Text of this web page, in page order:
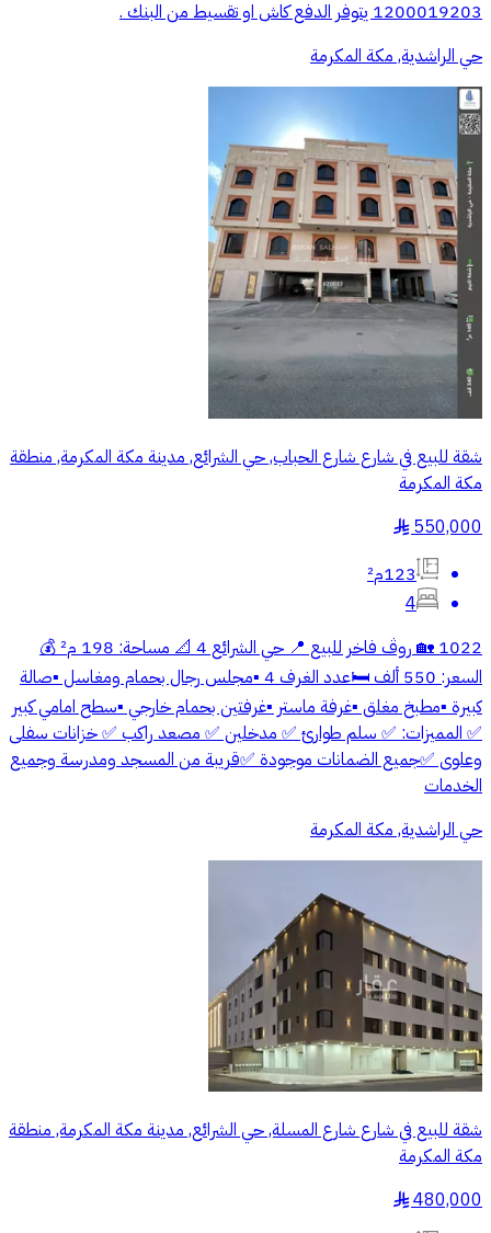
1200019203 يتوفر الدفع كاش او تقسيط من البنك .
حي الراشدية, مكة المكرمة
شقة للبيع في شارع شارع الحباب, حي الشرائع, مدينة مكة المكرمة, منطقة
مكة المكرمة
550,000
§
123م²
4
1022 🏡 روڤ فاخر للبيع 📍 حي الشرائع 4 📐 مساحة: 198 م² 💰
السعر: 550 ألف 🛏️عدد الغرف 4 ▪️مجلس رجال بحمام ومغاسل ▪️صالة
كبيرة ▪️مطبخ مغلق ▪️غرفة ماستر ▪️غرفتين بحمام خارجي ▪️سطح امامي كبير
✅ المميزات: ✅ سلم طوارئ ✅ مدخلين ✅ مصعد راكب ✅ خزانات سفلى
وعلوى ✅جميع الضمانات موجودة ✅قريبة من المسجد ومدرسة وجميع
الخدمات
حي الراشدية, مكة المكرمة
شقة للبيع في شارع شارع المسلة, حي الشرائع, مدينة مكة المكرمة, منطقة
مكة المكرمة
480,000
§